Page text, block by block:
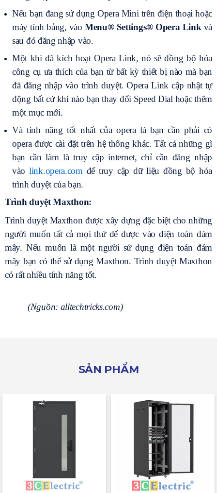
Nếu bạn đang sử dụng Opera Mini trên điện thoại hoặc
máy tính bảng, vào Menu®Settings®Opera Link và
sau đó đăng nhập vào.
Một khi đã kích hoạt Opera Link, nó sẽ đồng bộ hóa
công cụ ưa thích của bạn từ bất kỳ thiết bị nào mà bạn
đã đăng nhập vào trình duyệt. Opera Link cập nhật tự
động bất cứ khi nào bạn thay đổi Speed Dial hoặc thêm
một mục mới.
Và tính năng tốt nhất của opera là bạn cần phải có
opera được cài đặt trên hệ thống khác. Tất cả những gì
bạn cần làm là truy cập internet, chỉ cần đăng nhập
vàolink.opera.com để truy cập dữ liệu đồng bộ hóa
trình duyệt của bạn.
Trình duyệt Maxthon:
Trình duyệt Maxthon được xây dựng đặc biệt cho những
người muốn tất cả mọi thứ để được vào điện toán đám
mây. Nếu muốn là một người sử dụng điện toán đám
mây bạn có thể sử dụng Maxthon. Trình duyệt Maxthon
có rất nhiều tính năng tốt.
(Nguồn: alltechtricks.com)
SẢN PHẨM